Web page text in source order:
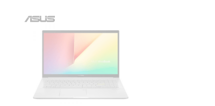
Impresoras
Almacenamiento y Repotenciación
Cables y conectividad
ASUS